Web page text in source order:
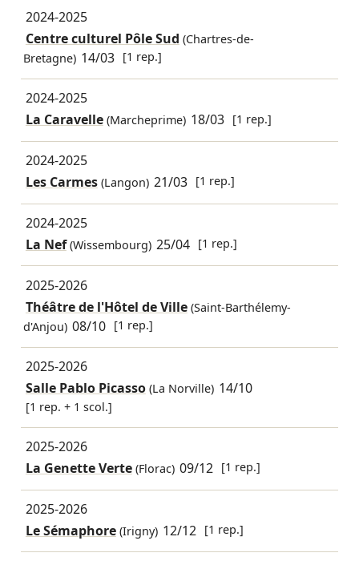
2024-2025
Centre culturel Pôle Sud (Chartres-de-
Bretagne) 14/03 [1 rep.]
2024-2025
La Caravelle(Marcheprime) 18/03 [1 rep.]
2024-2025
Les Carmes(Langon) 21/03 [1 rep.]
2024-2025
La Nef(Wissembourg) 25/04 [1 rep.]
2025-2026
Théâtre de l'Hôtel de Ville(Saint-Barthélemy-
d'Anjou) 08/10 [1 rep.]
2025-2026
Salle Pablo Picasso(La Norville) 14/10
[1 rep. + 1 scol.]
2025-2026
La Genette Verte(Florac) 09/12 [1 rep.]
2025-2026
Le Sémaphore(Irigny) 12/12 [1 rep.]